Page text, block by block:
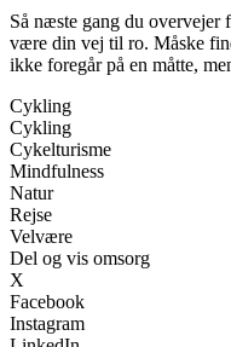
Så næste gang du overvejer
være din vej til ro. Måske
ikke foregår på en måtte,
Cykling
Cykling
Cykelturisme
Mindfulness
Natur
Rejse
Velvære
Del og vis omsorg
X
Facebook
Instagram